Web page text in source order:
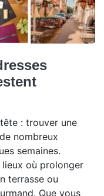
: trouver une
nombreux
semaines.
lieux où prolonger
terrasse ou
Que vous